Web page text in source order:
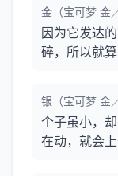
金（宝可梦 金
因为它发达
碎，所以就
银（宝可梦 金
个子虽小，
在动，就会